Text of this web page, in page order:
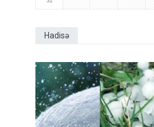
Hadisə